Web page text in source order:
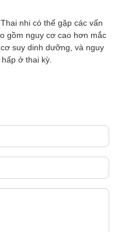
Thai nhi có thể gặp các vấn
gồm nguy cơ cao hơn mắc
suy dinh dưỡng, và nguy
ở thai kỳ.